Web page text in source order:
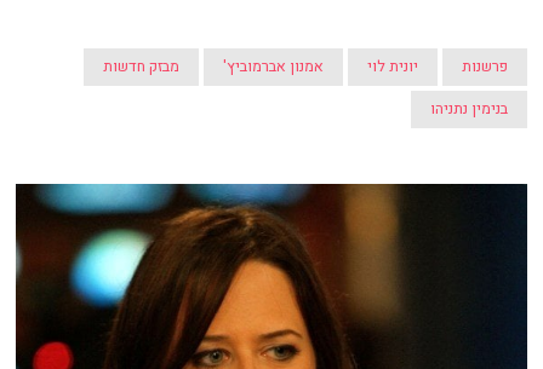
פרשנות יונית לוי אמנון אברמוביץ'
מבזק חדשות
בנימין נתניהו